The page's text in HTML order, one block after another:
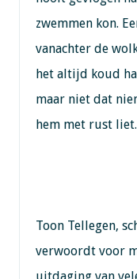
zwemmen kon.
vanachter de
het altijd koud
maar niet dat
hem met rust
Toon Tellegen,
verwoordt voor